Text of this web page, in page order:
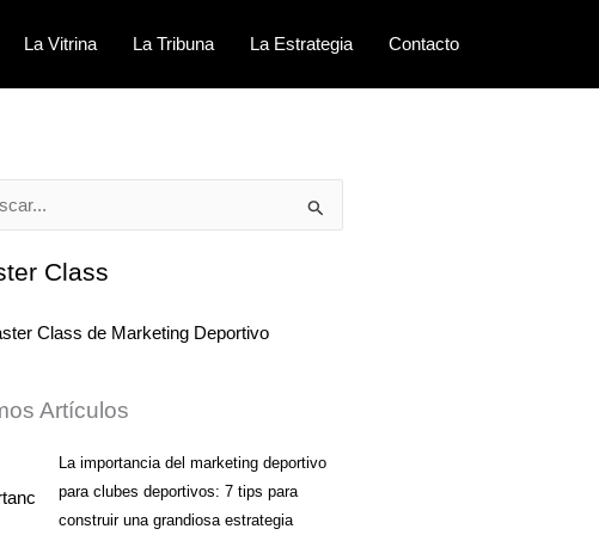
La Vitrina La Tribuna La Estrategia Contacto
Class
Artículos
La importancia del marketing deportivo
para clubes deportivos: 7 tips para
construir una grandiosa estrategia